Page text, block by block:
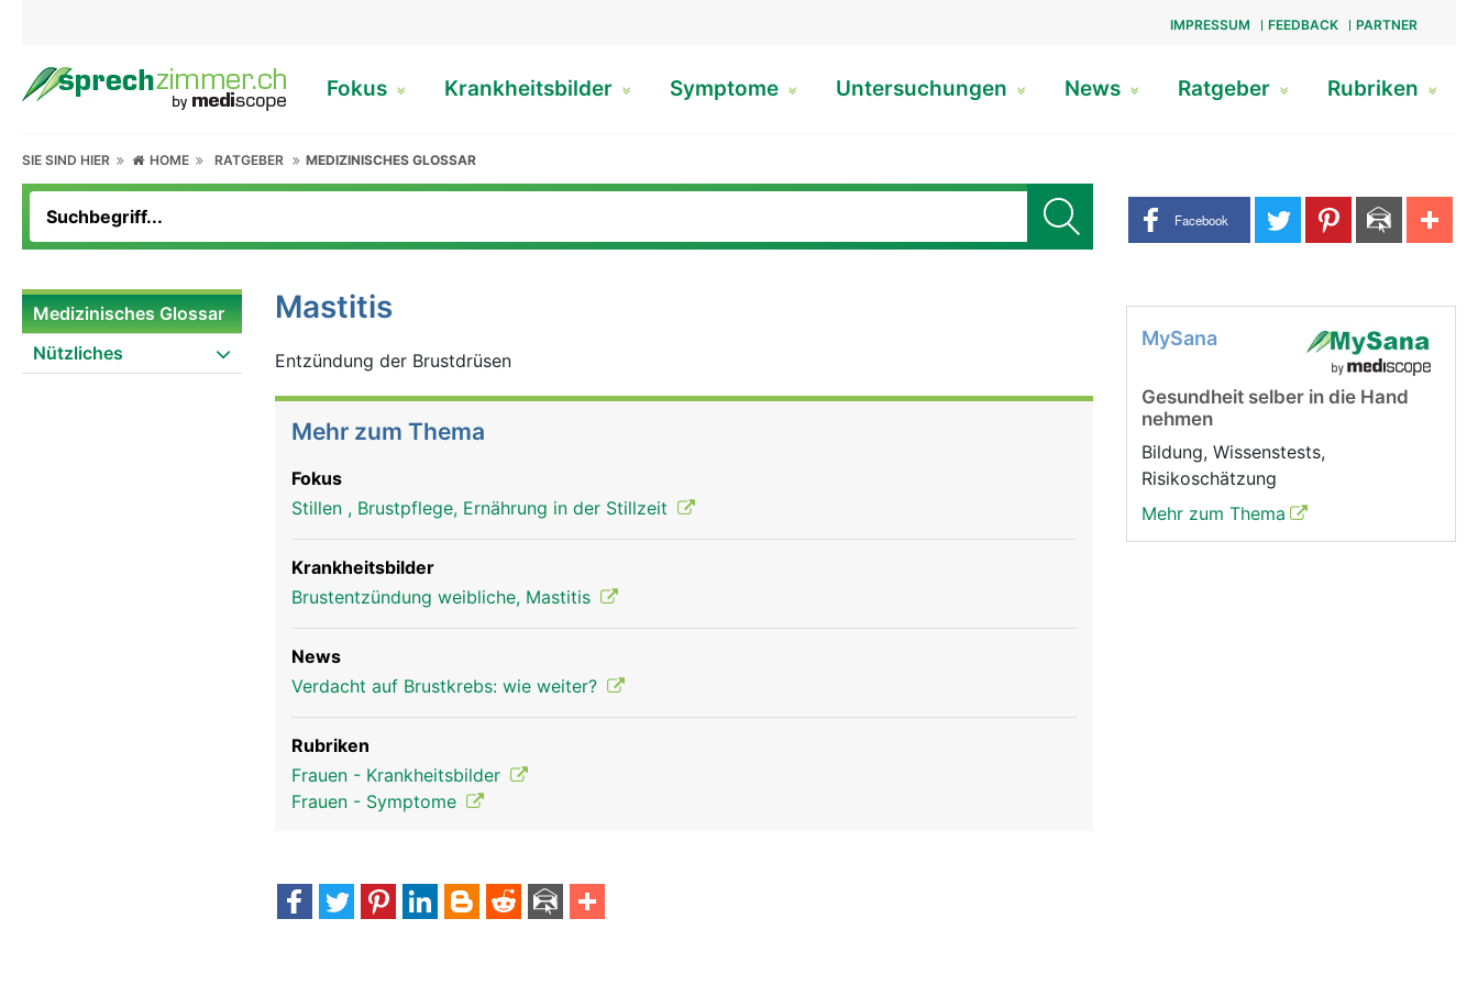
IMPRESSUM FEEDBACK PARTNER
Fokus Krankheitsbilder Symptome Untersuchungen News Ratgeber Rubriken
SIE SIND HIER HOME RATGEBER MEDIZINISCHES GLOSSAR
Share buttons
Facebook
Medizinisches Glossar
Nützliches
Mastitis
Entzündung der Brustdrüsen
Mehr zum Thema
Fokus
Stillen , Brustpflege, Ernährung in der Stillzeit
Krankheitsbilder
Brustentzündung weibliche, Mastitis
News
Verdacht auf Brustkrebs: wie weiter?
Rubriken
Frauen - Krankheitsbilder
Frauen - Symptome
MySana
Gesundheit selber in die Hand
nehmen
Bildung, Wissenstests,
Risikoschätzung
Mehr zum Thema